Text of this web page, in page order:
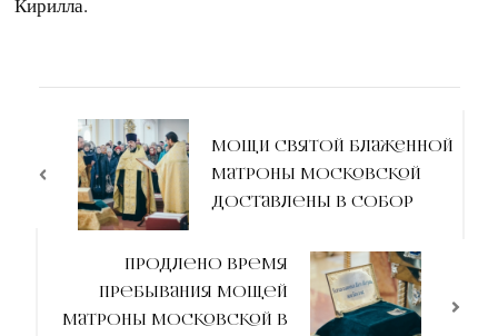
Кирилла.
по
записям
Мощи святой блаженной
Матроны Московской
доставлены в собор
Продлено время
пребывания мощей
Матроны Московской в